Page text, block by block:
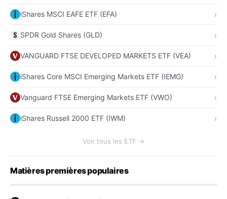
iShares MSCI EAFE ETF (EFA)
SPDR Gold Shares (GLD)
VANGUARD FTSE DEVELOPED MARKETS ETF (VEA)
iShares Core MSCI Emerging Markets ETF (IEMG)
Vanguard FTSE Emerging Markets ETF (VWO)
iShares Russell 2000 ETF (IWM)
Voir tous les ETF →
Matières premières populaires